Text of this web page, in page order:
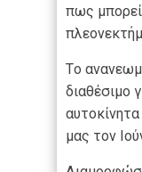
πως
Τo
διαθέσιμo
μας τον